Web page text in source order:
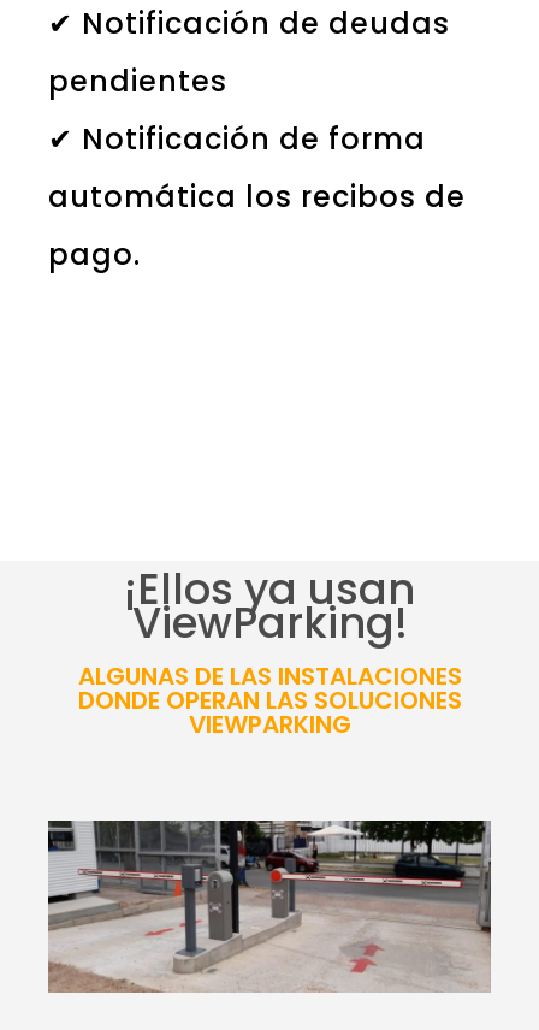
✔ Notificación de deudas
pendientes
✔ Notificación de forma
automática los recibos de
pago.​
¡Ellos ya usan
ViewParking!
ALGUNAS DE LAS INSTALACIONES
DONDE OPERAN LAS SOLUCIONES
VIEWPARKING